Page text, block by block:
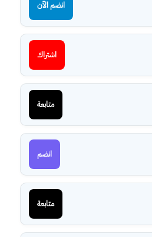
انضم الآن
اشتراك
متابعة
انضم
متابعة